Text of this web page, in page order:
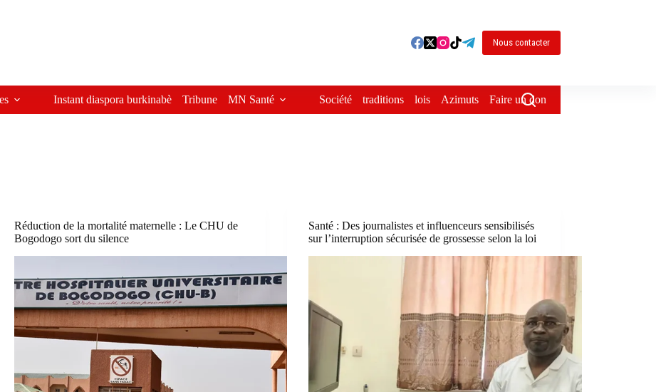
Nous contacter
Instant diaspora burkinabè Tribune MN Santé Société traditions lois Azimuts Faire un don
Réduction de la mortalité maternelle : Le CHU de
Bogodogo sort du silence
Santé : Des journalistes et influenceurs sensibilisés
sur l’interruption sécurisée de grossesse selon la loi